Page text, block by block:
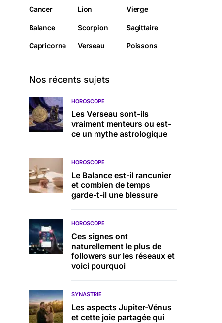
Cancer Lion Vierge
Balance Scorpion Sagittaire
Capricorne Verseau Poissons
Nos récents sujets
HOROSCOPE
Les Verseau sont-ils
vraiment menteurs ou est-
ce un mythe astrologique
HOROSCOPE
Le Balance est-il rancunier
et combien de temps
garde-t-il une blessure
HOROSCOPE
Ces signes ont
naturellement le plus de
followers sur les réseaux et
voici pourquoi
SYNASTRIE
Les aspects Jupiter-Vénus
et cette joie partagée qui